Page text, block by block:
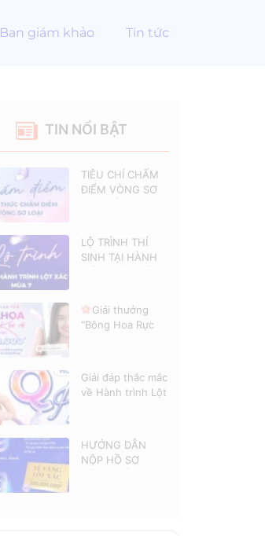
Ban giám khảo Tin tức
TIN NỔI BẬT
TIÊU CHÍ CHẤM
ĐIỂM VÒNG SƠ
LỘ TRÌNH THÍ
SINH TẠI HÀNH
Giải thưởng
“Bông Hoa Rực
Giải đáp thắc mắc
về Hành trình Lột
HƯỚNG DẪN
NỘP HỒ SƠ